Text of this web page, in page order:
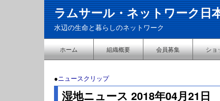
ラムサール・ネットワーク日
水辺の生命と暮らしのネットワーク
ホーム 組織概要 会員募集 ショ
●ニュースクリップ
湿地ニュース 2018年04月21日